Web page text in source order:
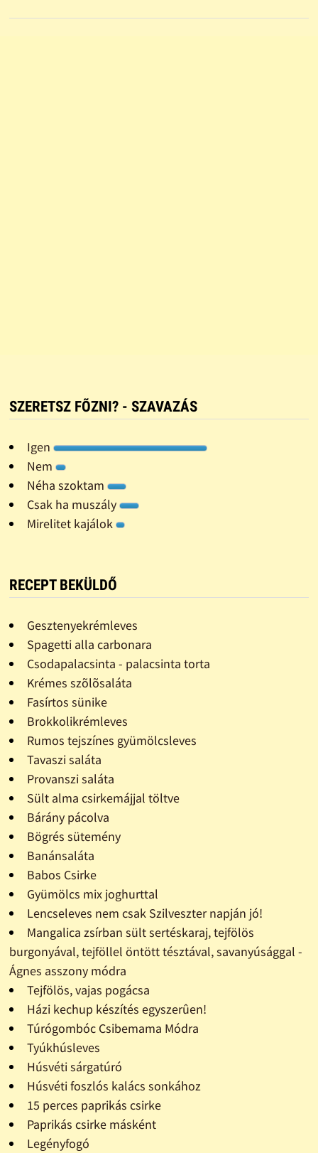
SZERETSZ FÕZNI? - SZAVAZÁS
Igen
Nem
Néha szoktam
Csak ha muszály
Mirelitet kajálok
RECEPT BEKÜLDŐ
Gesztenyekrémleves
Spagetti alla carbonara
Csodapalacsinta - palacsinta torta
Krémes szõlõsaláta
Fasírtos sünike
Brokkolikrémleves
Rumos tejszínes gyümölcsleves
Tavaszi saláta
Provanszi saláta
Sült alma csirkemájjal töltve
Bárány pácolva
Bögrés sütemény
Banánsaláta
Babos Csirke
Gyümölcs mix joghurttal
Lencseleves nem csak Szilveszter napján jó!
Mangalica zsírban sült sertéskaraj, tejfölös
burgonyával, tejföllel öntött tésztával, savanyúsággal -
Ágnes asszony módra
Tejfölös, vajas pogácsa
Házi kechup készítés egyszerûen!
Túrógombóc Csibemama Módra
Tyúkhúsleves
Húsvéti sárgatúró
Húsvéti foszlós kalács sonkához
15 perces paprikás csirke
Paprikás csirke másként
Legényfogó